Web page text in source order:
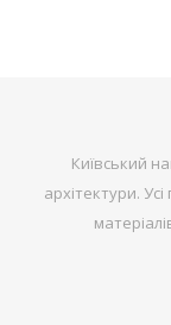
Київський
архітектури.